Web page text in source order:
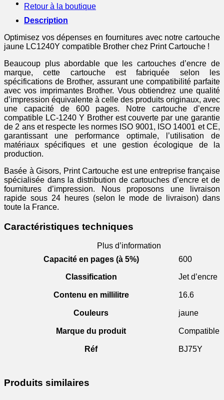
Retour à la boutique
Description
Optimisez vos dépenses en fournitures avec notre cartouche
jaune LC1240Y compatible Brother chez Print Cartouche !
Beaucoup plus abordable que les cartouches d’encre de
marque, cette cartouche est fabriquée selon les
spécifications de Brother, assurant une compatibilité parfaite
avec vos imprimantes Brother. Vous obtiendrez une qualité
d’impression équivalente à celle des produits originaux, avec
une capacité de 600 pages. Notre cartouche d’encre
compatible LC-1240 Y Brother est couverte par une garantie
de 2 ans et respecte les normes ISO 9001, ISO 14001 et CE,
garantissant une performance optimale, l’utilisation de
matériaux spécifiques et une gestion écologique de la
production.
Basée à Gisors, Print Cartouche est une entreprise française
spécialisée dans la distribution de cartouches d’encre et de
fournitures d’impression. Nous proposons une livraison
rapide sous 24 heures (selon le mode de livraison) dans
toute la France.
Caractéristiques techniques
Plus d’information
Capacité en pages (à 5%)
600
Classification Jet d’encre
Contenu en millilitre 16.6
Couleurs jaune
Marque du produit Compatible
Réf BJ75Y
Produits similaires